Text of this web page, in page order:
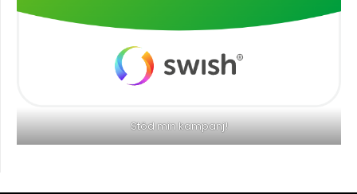
Stöd min kampanj!